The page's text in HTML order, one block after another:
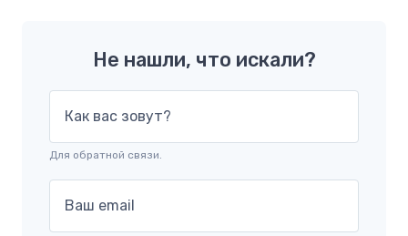
Не нашли, что искали?
Как вас зовут?
Для обратной связи.
Ваш email